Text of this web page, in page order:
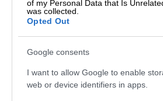
of my Personal Data that Is
was collected.
Opted Out
Google consents
I want to allow Google to enable
web or device identifiers in apps.